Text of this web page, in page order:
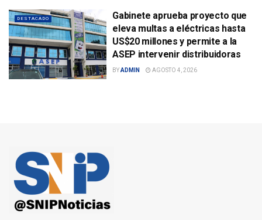
DESTACADO
Gabinete aprueba proyecto que
eleva multas a eléctricas hasta
US$20 millones y permite a la
ASEP intervenir distribuidoras
BYADMIN AGOSTO 4, 2026